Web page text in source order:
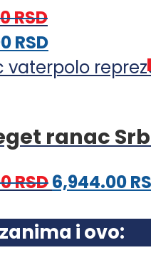
mogu
biti
izabrane
stranici
proizvoda.
RSD
RSDOvaj
proizvod
varijanti.
mogu
biti
izabrane
ranac
RSD6,944.00
i ovo: